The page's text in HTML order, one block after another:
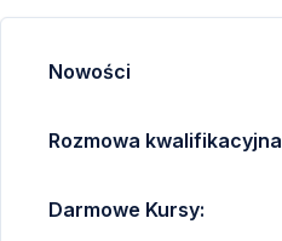
Nowości
Rozmowa kwalifikacyjna
Darmowe Kursy: